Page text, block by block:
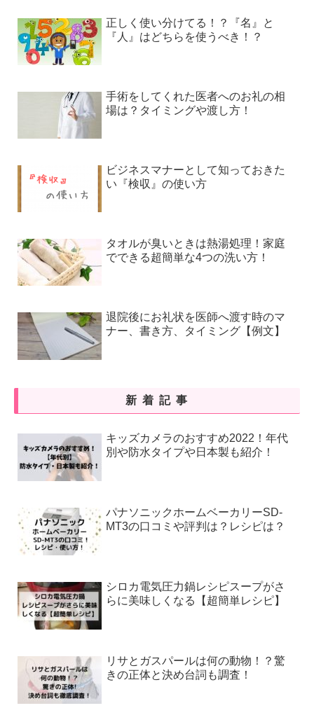
正しく使い分けてる！？『名』と
『人』はどちらを使うべき！？
手術をしてくれた医者へのお礼の相
場は？タイミングや渡し方！
ビジネスマナーとして知っておきた
い『検収』の使い方
タオルが臭いときは熱湯処理！家庭
でできる超簡単な4つの洗い方！
退院後にお礼状を医師へ渡す時のマ
ナー、書き方、タイミング【例文】
新着記事
キッズカメラのおすすめ2022！年代
別や防水タイプや日本製も紹介！
パナソニックホームベーカリーSD-
MT3の口コミや評判は？レシピは？
シロカ電気圧力鍋レシピスープがさ
らに美味しくなる【超簡単レシピ】
リサとガスパールは何の動物！？驚
きの正体と決め台詞も調査！